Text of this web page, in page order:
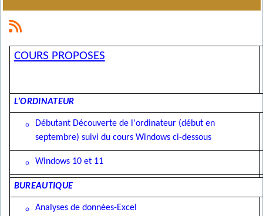
COURS PROPOSES
L’ORDINATEUR
Débutant Découverte de l'ordinateur (début en
septembre) suivi du cours Windows ci-dessous
Windows 10 et 11
BUREAUTIQUE
Analyses de données-Excel